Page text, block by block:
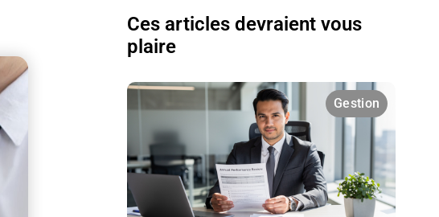
Ces articles devraient vous
plaire
Gestion